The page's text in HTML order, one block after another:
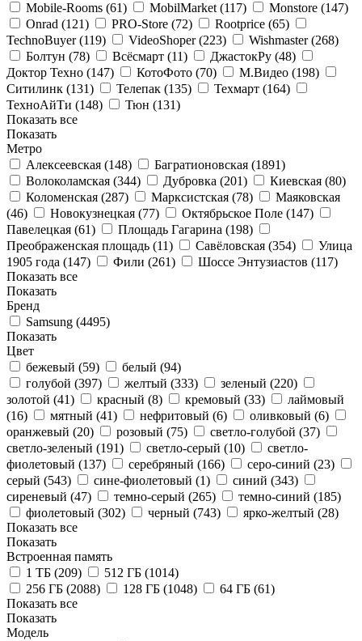
Mobile-Rooms (61) MobilMarket (117) Monstore (147)
Onrad (121) PRO-Store (72) Rootprice (65)
TechnoBuyer (119) VideoShoper (223) Wishmaster (268)
Болтун (78) Всёсмарт (11) ДжастокРу (48)
Доктор Техно (147) КотоФото (70) М.Видео (198)
Ситилинк (131) Телепак (135) Техмарт (164)
ТехноАйТи (148) Тюн (131)
Показать все
Показать
Метро
Алексеевская (148) Багратионовская (1891)
Волоколамская (344) Дубровка (201) Киевская (80)
Коломенская (287) Марксистская (78)
Маяковская
(46) Новокузнецкая (77) Октябрьское Поле (147)
Павелецкая (61) Площадь Гагарина (198)
Преображенская площадь (11) Савёловская (354)
Улица
1905 года (147) Фили (261) Шоссе Энтузиастов (117)
Показать все
Показать
Бренд
Samsung (4495)
Показать
Цвет
бежевый (59) белый (94)
голубой (397) желтый (333) зеленый (220)
золотой (41) красный (8) кремовый (33)
лаймовый
(16) мятный (41) нефритовый (6) оливковый (6)
оранжевый (20) розовый (75) светло-голубой (37)
светло-зеленый (191) светло-серый (10)
светло-
фиолетовый (137) серебряный (166) серо-синий (23)
серый (543) сине-фиолетовый (1) синий (343)
сиреневый (47) темно-серый (265) темно-синий (185)
фиолетовый (302) черный (743) ярко-желтый (28)
Показать все
Показать
Встроенная память
1 ТБ (209) 512 ГБ (1014)
256 ГБ (2088) 128 ГБ (1048) 64 ГБ (61)
Показать все
Показать
Модель